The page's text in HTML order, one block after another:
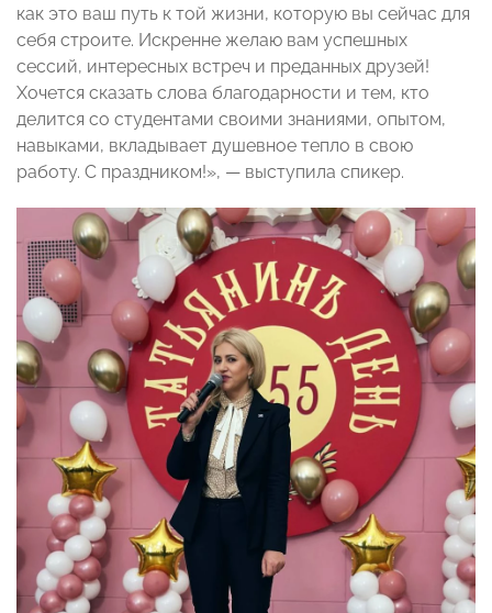
как это ваш путь к той жизни, которую вы сейчас для
себя строите. Искренне желаю вам успешных
сессий, интересных встреч и преданных друзей!
Хочется сказать слова благодарности и тем, кто
делится со студентами своими знаниями, опытом,
навыками, вкладывает душевное тепло в свою
работу. С праздником!», — выступила спикер.